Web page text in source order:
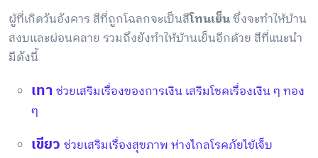
ผู้ที่เกิดวันอังคาร สีที่ถูกโฉลกจะเป็นสีโทนเย็นซึ่งจะทำให้บ้าน
สงบและผ่อนคลาย รวมถึงยังทำให้บ้านเย็นอีกด้วย สีที่แนะนำ
มีดังนี้
เทาช่วยเสริมเรื่องของการเงิน เสริมโชคเรื่องเงิน ๆ ทอง
ๆ
เขียว ช่วยเสริมเรื่องสุขภาพ ห่างไกลโรคภัยไข้เจ็บ